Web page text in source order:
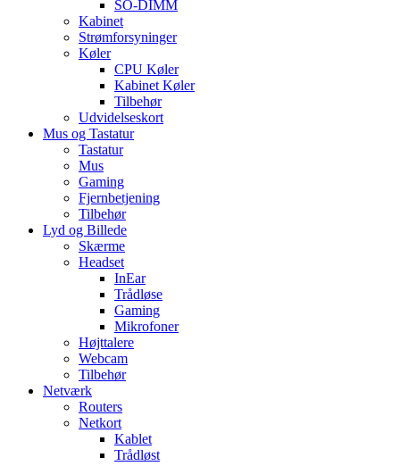
SO-DIMM
Kabinet
Strømforsyninger
Køler
CPU Køler
Kabinet Køler
Tilbehør
Udvidelseskort
Mus og Tastatur
Tastatur
Mus
Gaming
Fjernbetjening
Tilbehør
Lyd og Billede
Skærme
Headset
InEar
Trådløse
Gaming
Mikrofoner
Højttalere
Webcam
Tilbehør
Netværk
Routers
Netkort
Kablet
Trådløst